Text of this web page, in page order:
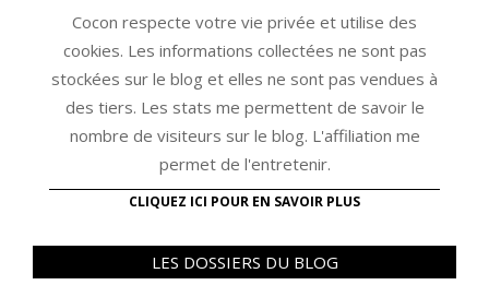
Cocon respecte votre vie privée et utilise des
cookies. Les informations collectées ne sont pas
stockées sur le blog et elles ne sont pas vendues à
des tiers. Les stats me permettent de savoir le
nombre de visiteurs sur le blog. L'affiliation me
permet de l'entretenir.
CLIQUEZ ICI POUR EN SAVOIR PLUS
LES DOSSIERS DU BLOG